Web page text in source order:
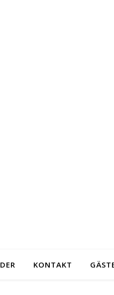
KONTAKT